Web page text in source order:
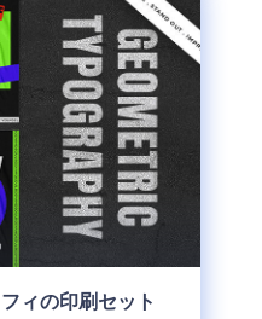
ィの印刷セット